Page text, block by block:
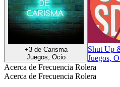
+3 de Carisma
Juegos, Ocio
Shut Up
Juegos,
Acerca de Frecuencia Rolera
Acerca de Frecuencia Rolera